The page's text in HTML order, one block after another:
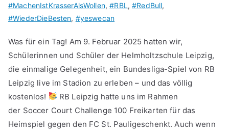
#MachenIstKrasserAlsWollen,#RBL ,#RedBull,
#WiederDieBesten, #yeswecan
Was für ein Tag! Am 9. Februar 2025 hatten wir,
Schülerinnen und Schüler der Helmholtzschule Leipzig,
die einmalige Gelegenheit, ein Bundesliga-Spiel von RB
Leipzig live im Stadion zu erleben – und das völlig
kostenlos!
RB Leipzig hatte uns im Rahmen
der Soccer Court Challenge 100 Freikarten für das
Heimspiel gegen den FC St. Pauligeschenkt. Auch wenn